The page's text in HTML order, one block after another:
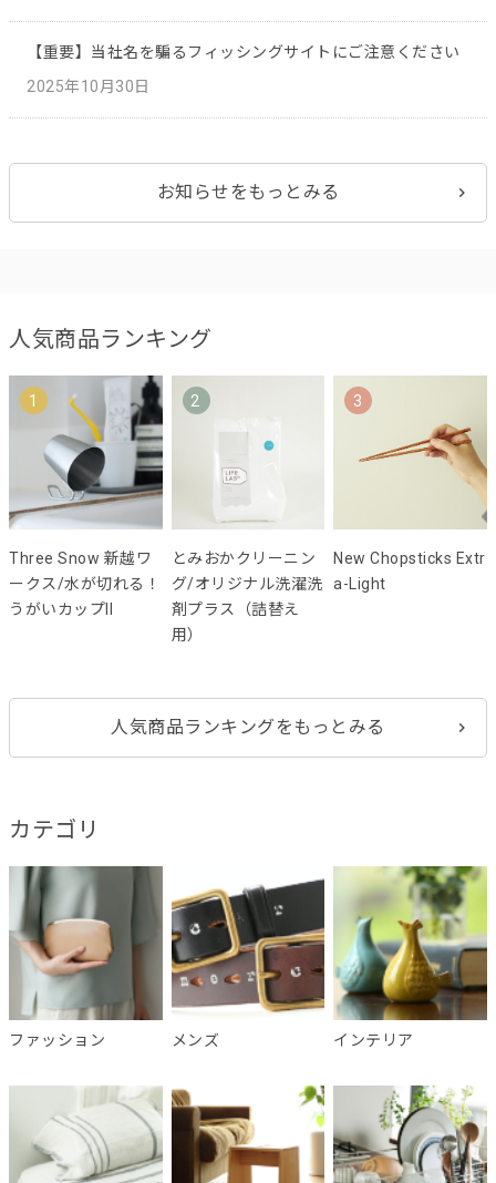
【重要】当社名を騙るフィッシングサイトにご注意ください
2025年10月30日
お知らせをもっとみる
人気商品ランキング
1
Three Snow 新越ワ
ークス/水が切れる！
うがいカップII
2
とみおかクリーニン
グ/オリジナル洗濯洗
剤プラス（詰替え
用）
3
New Chopsticks Extr
a-Light
人気商品ランキングをもっとみる
カテゴリ
ファッション メンズ インテリア